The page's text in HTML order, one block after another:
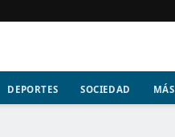
DEPORTES SOCIEDAD MÁS